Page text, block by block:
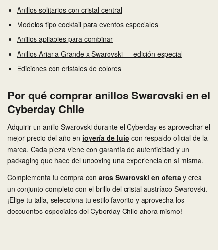
Anillos solitarios con cristal central
Modelos tipo cocktail para eventos especiales
Anillos apilables para combinar
Anillos Ariana Grande x Swarovski — edición especial
Ediciones con cristales de colores
Por qué comprar anillos Swarovski en el
Cyberday Chile
Adquirir un anillo Swarovski durante el Cyberday es aprovechar el
mejor precio del año en joyería de lujo con respaldo oficial de la
marca. Cada pieza viene con garantía de autenticidad y un
packaging que hace del unboxing una experiencia en sí misma.
Complementa tu compra con aros Swarovski en oferta y crea
un conjunto completo con el brillo del cristal austríaco Swarovski.
¡Elige tu talla, selecciona tu estilo favorito y aprovecha los
descuentos especiales del Cyberday Chile ahora mismo!